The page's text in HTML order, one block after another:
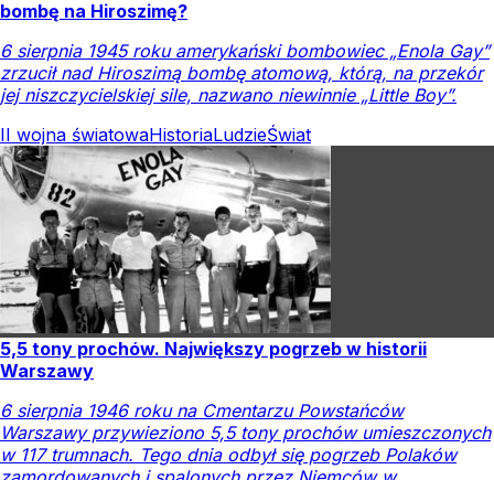
bombę na Hiroszimę?
6 sierpnia 1945 roku amerykański bombowiec „Enola Gay”
zrzucił nad Hiroszimą bombę atomową, którą, na przekór
jej niszczycielskiej sile, nazwano niewinnie „Little Boy”.
II wojna światowaHistoriaLudzieŚwiat
5,5 tony prochów. Największy pogrzeb w historii
Warszawy
6 sierpnia 1946 roku na Cmentarzu Powstańców
Warszawy przywieziono 5,5 tony prochów umieszczonych
w 117 trumnach. Tego dnia odbył się pogrzeb Polaków